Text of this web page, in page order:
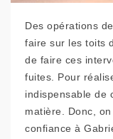
Des opérations
faire sur les toits
de faire ces
fuites. Pour
indispensable de
matière. Donc,
confiance à